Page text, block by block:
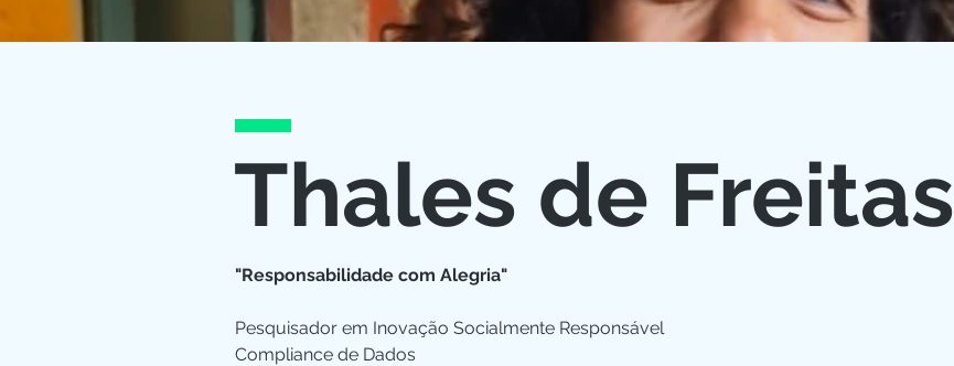
Thales de Freitas
"Responsabilidade com Alegria"
Pesquisador em Inovação Socialmente Responsável
Compliance de Dados